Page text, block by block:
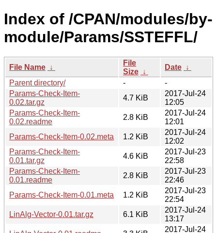
Index of /CPAN/modules/by-
module/Params/SSTEFFL/
File Name ↓
File
Size ↓
Date ↓
Parent directory/
-
-
Params-Check-Item-
0.02.tar.gz
4.7 KiB
2017-Jul-24
12:05
Params-Check-Item-
0.02.readme
2.8 KiB
2017-Jul-24
12:01
Params-Check-Item-0.02.meta
1.2 KiB
2017-Jul-24
12:02
Params-Check-Item-
0.01.tar.gz
4.6 KiB
2017-Jul-23
22:58
Params-Check-Item-
0.01.readme
2.8 KiB
2017-Jul-23
22:46
Params-Check-Item-0.01.meta
1.2 KiB
2017-Jul-23
22:54
LinAlg-Vector-0.01.tar.gz
6.1 KiB
2017-Jul-24
13:17
2017-Jul-24